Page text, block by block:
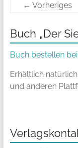
← Vorheriges
Buch „Der
Buch bestellen
Erhältlich
und anderen